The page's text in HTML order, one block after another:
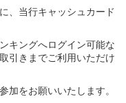
、当行キャッシュカード
キングへログイン可能な
引きまでご利用いただけ
加をお願いいたします。